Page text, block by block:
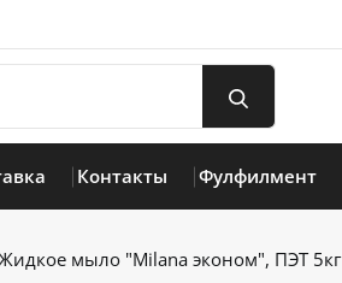
Контакты Фулфилмент
мыло "Milana эконом", ПЭТ 5кг